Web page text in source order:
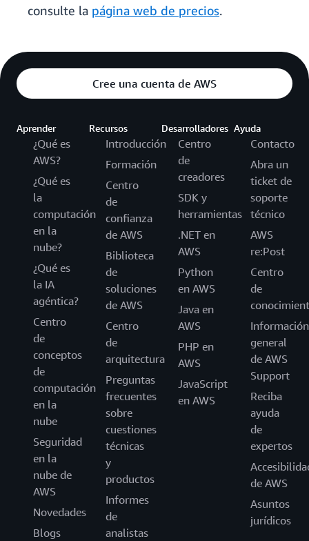
consulte la página web de precios.
Cree una cuenta de AWS
Aprender
¿Qué es
AWS?
¿Qué es
la
computación
en la
nube?
¿Qué es
la IA
agéntica?
Centro
de
conceptos
de
computación
en la
nube
Seguridad
en la
nube de
AWS
Novedades
Blogs
Recursos
Introducción
Formación
Centro
de
confianza
de AWS
Biblioteca
de
soluciones
de AWS
Centro
de
arquitectura
Preguntas
frecuentes
sobre
cuestiones
técnicas
y
productos
Informes
de
analistas
Desarrolladores
Centro
de
creadores
SDK y
herramientas
.NET en
AWS
Python
en AWS
Java en
AWS
PHP en
AWS
JavaScript
en AWS
Ayuda
Contacto
Abra un
ticket de
soporte
técnico
AWS
re:Post
Centro
de
Información
general
de AWS
Support
Reciba
ayuda
de
expertos
de AWS
Asuntos
jurídicos